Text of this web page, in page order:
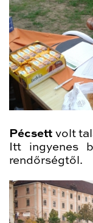
Pécsett volt
Itt ingyenes
rendőrségtől.